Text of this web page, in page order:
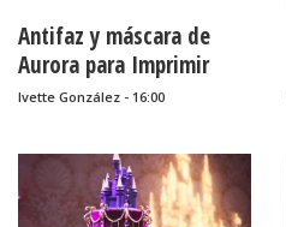
Antifaz y máscara de
Aurora para Imprimir
Gratis.
Ivette González - 16:00